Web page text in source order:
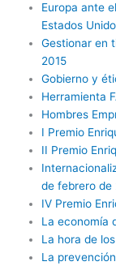
Europa ante
Estados
Gestionar en
2015
Gobierno y
Herramienta
Hombres
I Premio
II Premio
de febrero de
IV Premio
La economía
La hora de
La